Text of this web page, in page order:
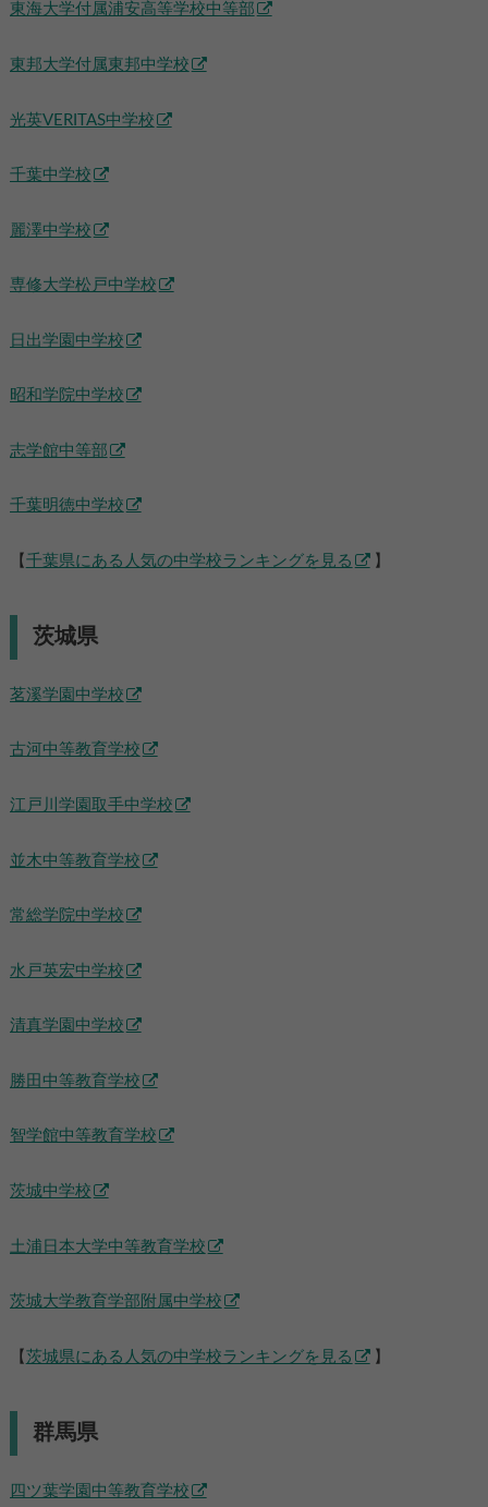
東海大学付属浦安高等学校中等部
東邦大学付属東邦中学校
光英VERITAS中学校
千葉中学校
麗澤中学校
専修大学松戸中学校
日出学園中学校
昭和学院中学校
志学館中等部
千葉明徳中学校
【 千葉県にある人気の中学校ランキングを見る 】
茨城県
茗溪学園中学校
古河中等教育学校
江戸川学園取手中学校
並木中等教育学校
常総学院中学校
水戸英宏中学校
清真学園中学校
勝田中等教育学校
智学館中等教育学校
茨城中学校
土浦日本大学中等教育学校
茨城大学教育学部附属中学校
【 茨城県にある人気の中学校ランキングを見る 】
群馬県
四ツ葉学園中等教育学校